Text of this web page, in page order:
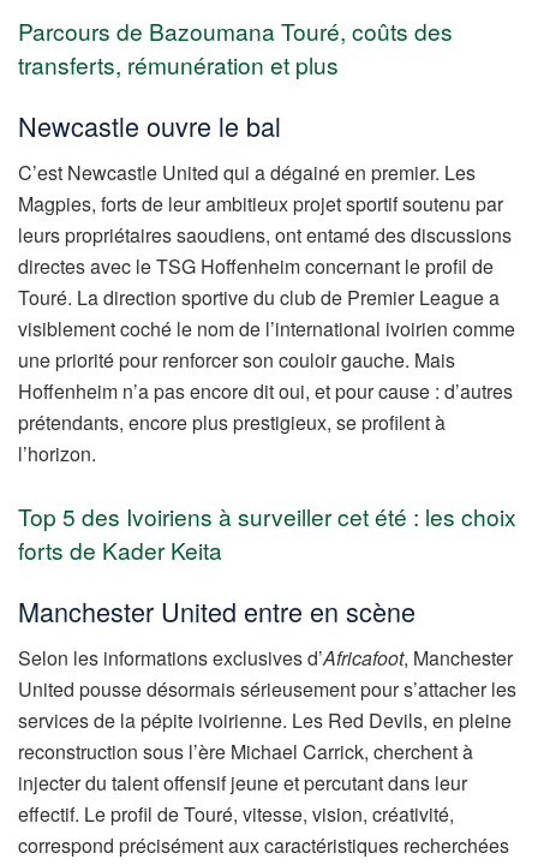
Parcours de Bazoumana Touré, coûts des
transferts, rémunération et plus
Newcastle ouvre le bal
C’est Newcastle United qui a dégainé en premier. Les
Magpies, forts de leur ambitieux projet sportif soutenu par
leurs propriétaires saoudiens, ont entamé des discussions
directes avec le TSG Hoffenheim concernant le profil de
Touré. La direction sportive du club de Premier League a
visiblement coché le nom de l’international ivoirien comme
une priorité pour renforcer son couloir gauche. Mais
Hoffenheim n’a pas encore dit oui, et pour cause : d’autres
prétendants, encore plus prestigieux, se profilent à
l’horizon.
Top 5 des Ivoiriens à surveiller cet été : les choix
forts de Kader Keita
Manchester United entre en scène
Selon les informations exclusives d’Africafoot, Manchester
United pousse désormais sérieusement pour s’attacher les
services de la pépite ivoirienne. Les Red Devils, en pleine
reconstruction sous l’ère Michael Carrick, cherchent à
injecter du talent offensif jeune et percutant dans leur
effectif. Le profil de Touré, vitesse, vision, créativité,
correspond précisément aux caractéristiques recherchées